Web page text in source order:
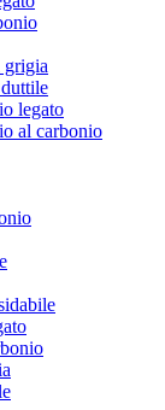
grigia
legato
al carbonio